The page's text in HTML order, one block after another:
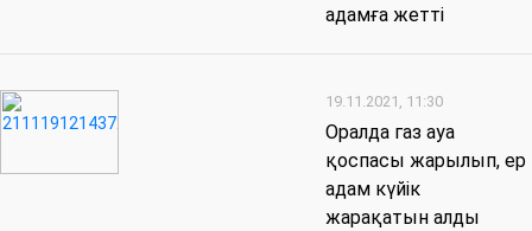
адамға жетті
19.11.2021, 11:30
Оралда газ ауа
қоспасы жарылып, ер
адам күйік
жарақатын алды